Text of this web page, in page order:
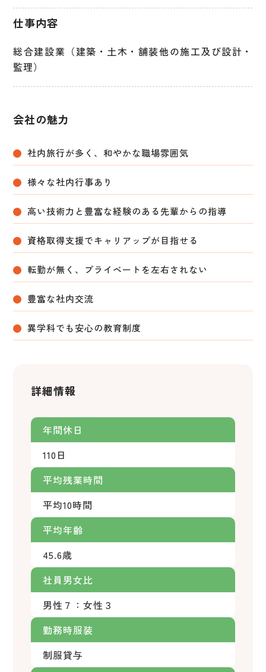
仕事内容
総合建設業（建築・土木・舗装他の施工及び設計・
監理）
会社の魅力
社内旅行が多く、和やかな職場雰囲気
様々な社内行事あり
高い技術力と豊富な経験のある先輩からの指導
資格取得支援でキャリアップが目指せる
転勤が無く、プライベートを左右されない
豊富な社内交流
異学科でも安心の教育制度
詳細情報
年間休日
110日
平均残業時間
平均10時間
平均年齢
45.6歳
社員男女比
男性７：女性３
勤務時服装
制服貸与